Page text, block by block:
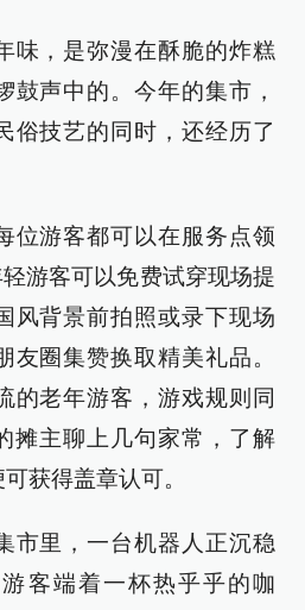
味，是弥漫在酥脆的炸糕
鼓声中的。今年的集市，
俗技艺的同时，还经历了
位游客都可以在服务点领
游客可以免费试穿现场提
风背景前拍照或录下现场
友圈集赞换取精美礼品。
的老年游客，游戏规则同
主聊上几句家常，了解
获得盖章认可。
市里，一台机器人正沉稳
客端着一杯热乎乎的咖